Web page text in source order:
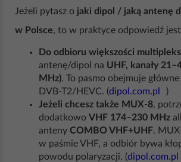
Jeżeli pytasz o jaki dipol / jaką antenę
w Polsce, to w praktyce odpowiedź
Do odbioru większości
antenę/dipol na UHF, kanały
MHz). To pasmo obejmuje
DVB-T2/HEVC. (dipol.com.pl
)
Jeżeli chcesz także MUX-8,
dodatkowo VHF 174–230 MHz
anteny COMBO VHF+UHF.
w paśmie VHF, a odbiór bywa
powodu polaryzacji. (dipol.com.pl